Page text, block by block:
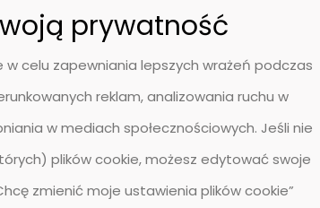
BESTSELLER
prywatność
w celu zapewniania lepszych wrażeń podczas
reklam, analizowania ruchu w
w mediach społecznościowych. Jeśli nie
plików cookie, możesz edytować swoje
zmienić moje ustawienia plików cookie”